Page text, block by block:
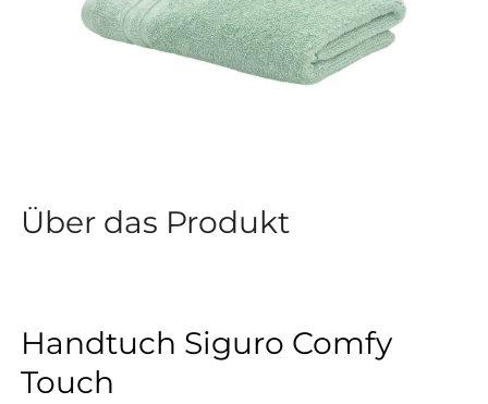
Über das Produkt
Handtuch Siguro Comfy
Touch